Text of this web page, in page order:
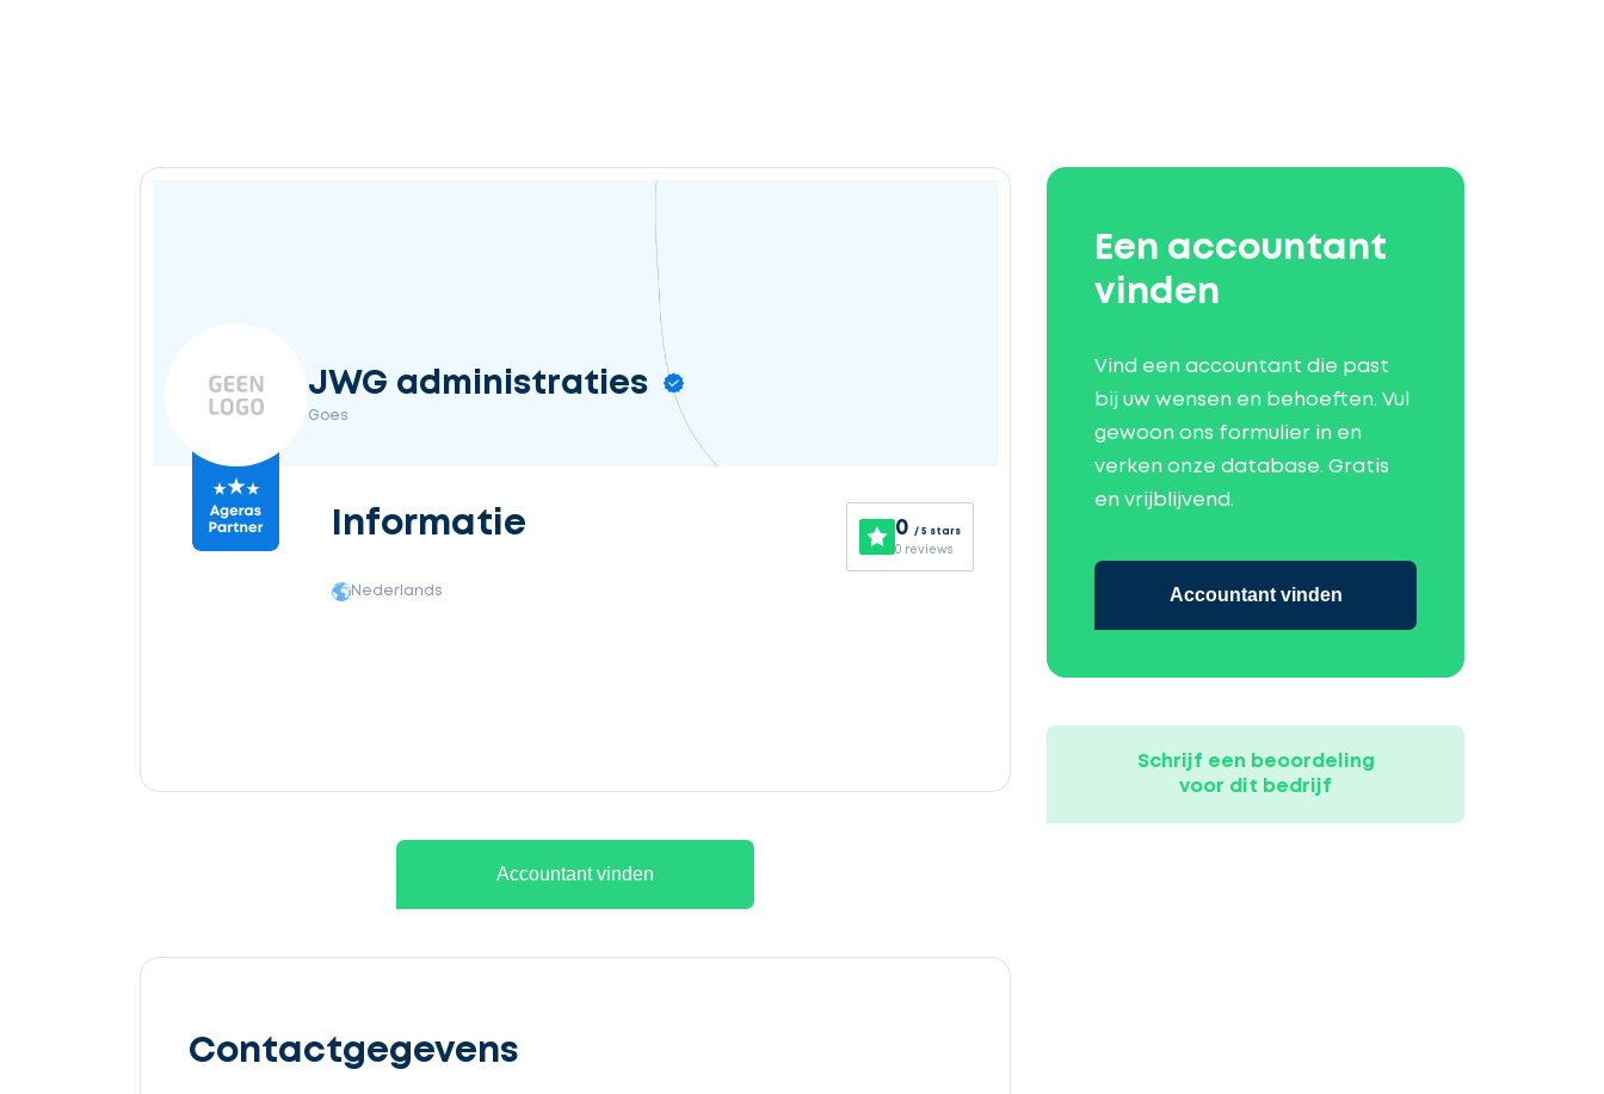
JWG administraties
Goes
0 / 5 stars
0 reviews
Informatie
Nederlands
Accountant vinden
Contactgegevens
Een accountant
vinden
Vind een accountant die past
bij uw wensen en behoeften. Vul
gewoon ons formulier in en
verken onze database. Gratis
en vrijblijvend.
Accountant vinden
Schrijf een beoordeling
voor dit bedrijf